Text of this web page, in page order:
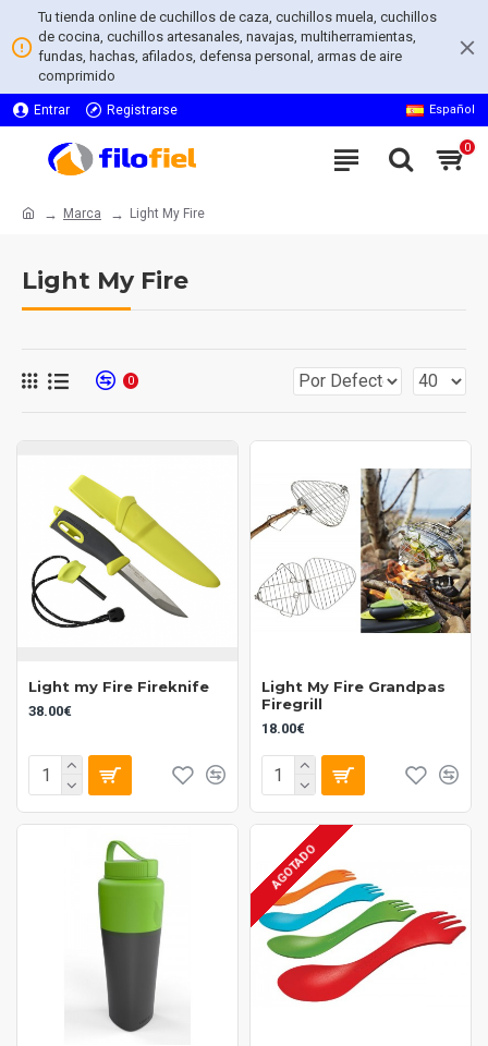
Tu tienda online de cuchillos de caza, cuchillos muela, cuchillos
de cocina, cuchillos artesanales, navajas, multiherramientas,
fundas, hachas, afilados, defensa personal, armas de aire
comprimido
Entrar Registrarse Español
0
Marca Light My Fire
Light My Fire
0
Light my Fire Fireknife
38.00€
Light My Fire Grandpas
Firegrill
18.00€
AGOTADO